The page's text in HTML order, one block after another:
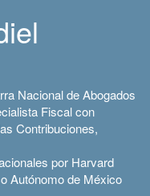
Nacional de Abogados
Fiscal con
Contribuciones,
por Harvard
Autónomo de México